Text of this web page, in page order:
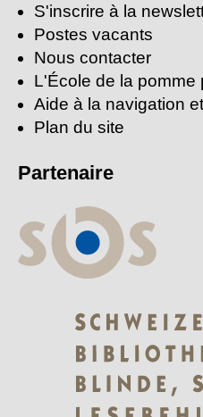
S'inscrire à la
Postes vacants
Nous contacter
L'École de la pomme
Aide à la navigation
Plan du site
Partenaire